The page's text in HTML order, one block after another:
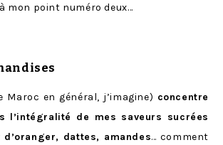
mon point numéro deux…
Maroc en général, j’imagine) concentre
l’intégralité de mes saveurs sucrées
dattes, amandes… comment